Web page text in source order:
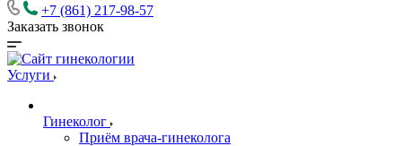
+7 (861) 217-98-57
Заказать звонок
Услуги
Гинеколог
Приём врача-гинеколога